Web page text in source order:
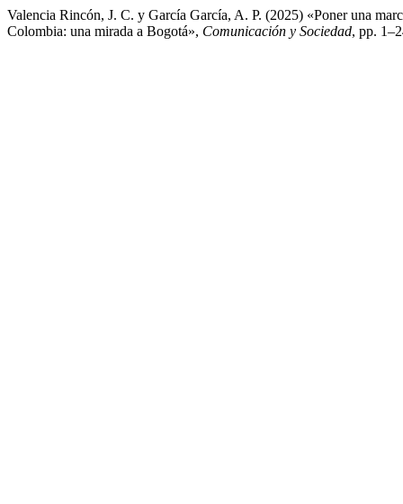
Valencia Rincón, J. C. y García García, A. P. (2025) «Poner una
Colombia: una mirada a Bogotá», Comunicación y Sociedad, pp.